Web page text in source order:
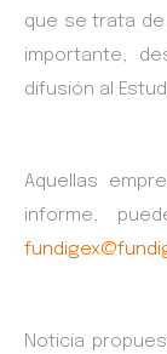
que se trata
importante,
difusión al
Aquellas
informe,
Noticia